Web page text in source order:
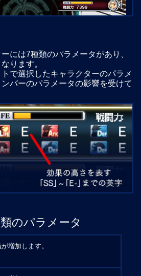
には7種類のパラメータがあり、
ります。
で選択したキャラクターのパラメ
バーのパラメータの影響を受けて
のパラメータ
増加します。